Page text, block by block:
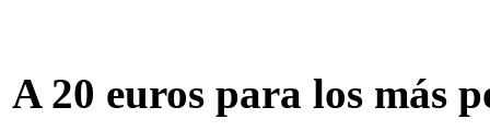
A 20 euros para los más